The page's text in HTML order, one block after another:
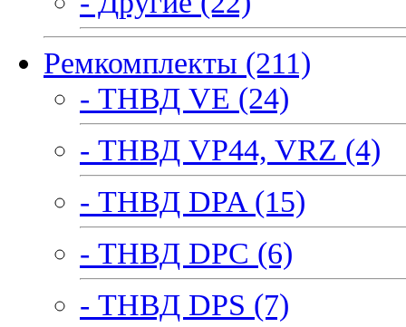
Ремкомплекты (211)
- ТНВД VE (24)
- ТНВД VP44, VRZ (4)
- ТНВД DPA (15)
- ТНВД DPC (6)
- ТНВД DPS (7)